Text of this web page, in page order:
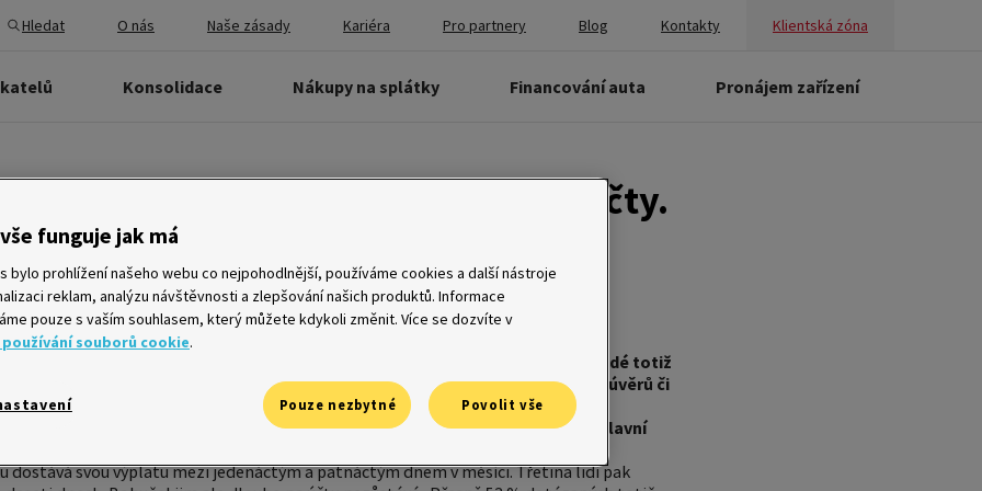
Hledat O nás Naše zásady Kariéra Pro partnery Blog Kontakty Klientská zóna
Konsolidace Nákupy na splátky Financování auta Pronájem zařízení
z bankomatu a zaplatíme účty.
měsíce pro Čechy
pro většinu Čechů příchod výplaty. Na účtu se ale peníze dlouho neohřejí. Lidé totiž
své trvalé platby: nájemné, elektřinu, vodu, plyn, telefon nebo splátky úvěrů či
je ihned zaplatí 53 % respondentů. K tomu třetina z nich ihned vybere
tak činí ženy. Z účtu tak do týdne velká částka opět zmizí. To jsou hlavní
který odhaloval platební zvyklosti Čechů.*
dostává svou výplatu mezi jedenáctým a patnáctým dnem v měsíci. Třetina lidí pak
funguje jak má
bylo prohlížení našeho webu co nejpohodlnější, používáme cookies a další nástroje
reklam, analýzu návštěvnosti a zlepšování našich produktů. Informace
pouze s vaším souhlasem, který můžete kdykoli změnit. Více se dozvíte v
používání souborů cookie.
Pouze nezbytné Povolit vše